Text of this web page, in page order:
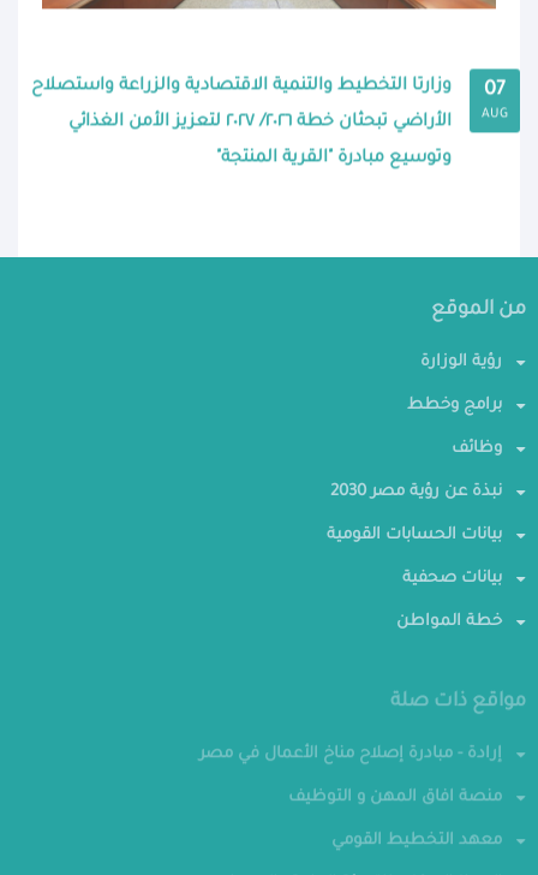
07
AUG
وزارتا التخطيط والتنمية الاقتصادية والزراعة واستصلاح
الأراضي تبحثان خطة ٢٠٢٦/ ٢٠٢٧ لتعزيز الأمن الغذائي
وتوسيع مبادرة "القرية المنتجة"
من الموقع
رؤية الوزارة
برامج وخطط
وظائف
نبذة عن رؤية مصر 2030
بيانات الحسابات القومية
بيانات صحفية
خطة المواطن
مواقع ذات صلة
إرادة - مبادرة إصلاح مناخ الأعمال في مصر
معهد التخطيط القومي